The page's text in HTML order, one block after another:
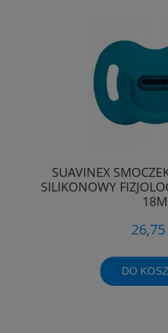
SUAVINEX
SILIKONOWY
18M
26,75
DO